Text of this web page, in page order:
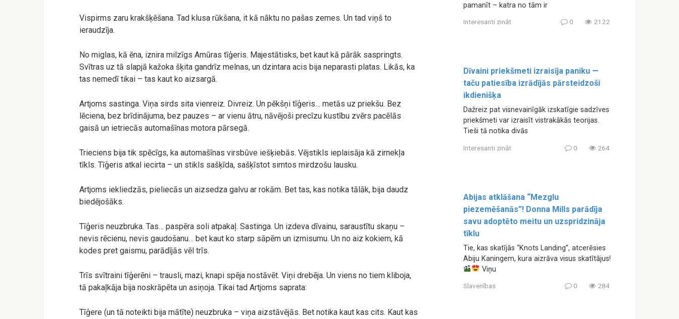
Vispirms zaru krakšķēšana. Tad klusa rūkšana, it kā nāktu no pašas zemes. Un tad viņš to
ieraudzīja.
No miglas, kā ēna, iznira milzīgs Amūras tīģeris. Majestātisks, bet kaut kā pārāk saspringts.
Svītras uz tā slapjā kažoka šķita gandrīz melnas, un dzintara acis bija neparasti platas. Likās, ka
tas nemedī tikai – tas kaut ko aizsargā.
Artjoms sastinga. Viņa sirds sita vienreiz. Divreiz. Un pēkšņi tīģeris… metās uz priekšu. Bez
lēciena, bez brīdinājuma, bez pauzes – ar vienu ātru, nāvējoši precīzu kustību zvērs pacēlās
gaisā un ietriecās automašīnas motora pārsegā.
Trieciens bija tik spēcīgs, ka automašīnas virsbūve iešķiebās. Vējstikls ieplaisāja kā zirnekļa
tīkls. Tīģeris atkal iecirta – un stikls sašķīda, sašķīstot simtos mirdzošu lausku.
Artjoms iekliedzās, pieliecās un aizsedza galvu ar rokām. Bet tas, kas notika tālāk, bija daudz
biedējošāks.
Tīģeris neuzbruka. Tas… paspēra soli atpakaļ. Sastinga. Un izdeva dīvainu, saraustītu skaņu –
nevis rēcienu, nevis gaudošanu… bet kaut ko starp sāpēm un izmisumu. Un no aiz kokiem, kā
kodes pret gaismu, parādījās vēl trīs.
Trīs svītraini tīģerēni – trausli, mazi, knapi spēja nostāvēt. Viņi drebēja. Un viens no tiem kliboja,
tā pakaļkāja bija noskrāpēta un asiņoja. Tikai tad Artjoms saprata:
Tīģere (un tā noteikti bija mātīte) neuzbruka – viņa aizstāvējās. Bet notika kaut kas cits. Kaut kas
pamanīt – katra no tām ir
Interesanti zināt 0 2122
Dīvaini priekšmeti izraisīja paniku —
taču patiesība izrādījās pārsteidzoši
ikdienišķa
Dažreiz pat visnevainīgāk izskatīgie sadzīves
priekšmeti var izraisīt vistrakākās teorijas.
Tieši tā notika divās
Interesanti zināt 0 264
Abijas atklāšana “Mezglu
piezemēšanās”! Donna Mills parādīja
savu adoptēto meitu un uzspridzināja
tīklu
Tie, kas skatījās “Knots Landing”, atcerēsies
Abiju Kaningem, kura aizrāva visus skatītājus!
Viņu
Slavenības 0 284